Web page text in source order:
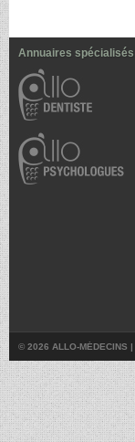
Annuaires spécialisés
© 2026 ALLO-MÉDECINS |